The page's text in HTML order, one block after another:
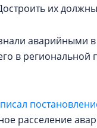
их
аварийными
в региональной
расселение